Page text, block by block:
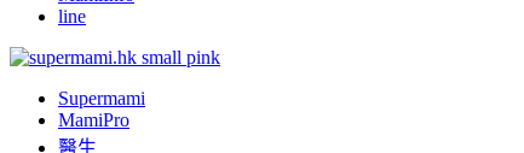
line
Supermami
MamiPro
醫生